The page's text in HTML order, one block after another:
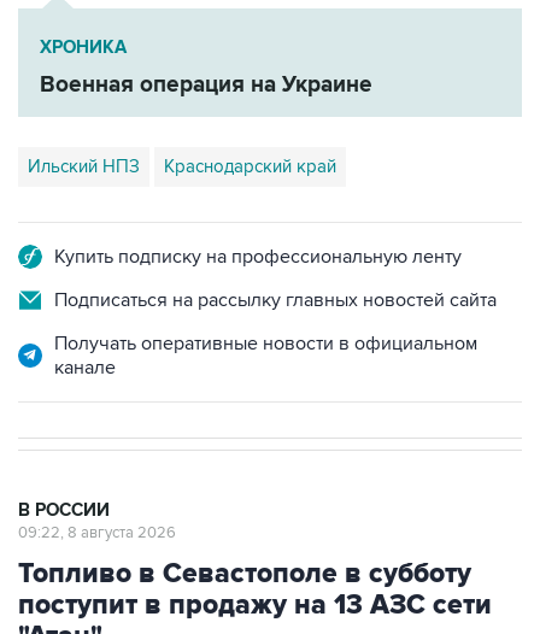
ХРОНИКА
Военная операция на Украине
Ильский НПЗ Краснодарский край
Купить подписку на профессиональную ленту
Подписаться на рассылку главных новостей сайта
Получать оперативные новости в официальном
канале
В РОССИИ
09:22, 8 августа 2026
Топливо в Севастополе в субботу
поступит в продажу на 13 АЗС сети